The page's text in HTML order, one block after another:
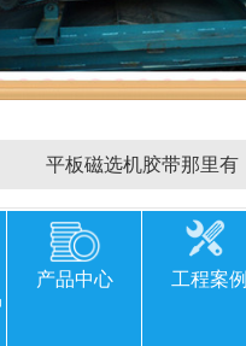
平板磁选机胶带那里有
宝贵的意见或建议
产品中心 工程案例